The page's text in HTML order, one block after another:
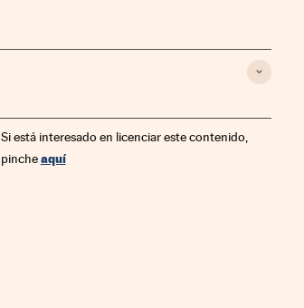
Si está interesado en licenciar este contenido,
pincheaquí